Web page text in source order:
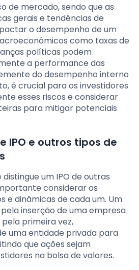
de mercado, sendo que as
gerais e tendências de
o desempenho de um
como taxas de
políticas podem
a performance das
do desempenho interno
é crucial para os investidores
esses riscos e considerar
para mitigar potenciais
IPO e outros tipos de
um IPO de outras
considerar os
e dinâmicas de cada um. Um
inserção de uma empresa
primeira vez,
uma entidade privada para
que ações sejam
na bolsa de valores.